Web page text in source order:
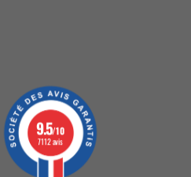
9.5/10
7112 avis